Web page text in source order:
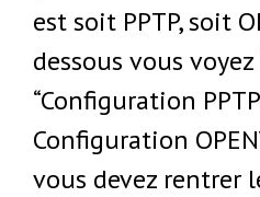
est soit PPTP, soit
dessous vous
“Configuration
Configuration
vous devez rentrer